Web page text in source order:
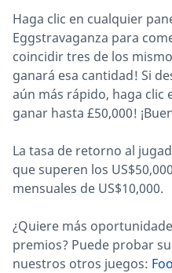
Haga clic en cualquier
Eggstravaganza para
coincidir tres de los
ganará esa cantidad! Si
aún más rápido, haga clic
ganar hasta £50,000!
La tasa de retorno al
que superen los
mensuales de US$10,000.
¿Quiere más
premios? Puede probar
nuestros otros juegos: